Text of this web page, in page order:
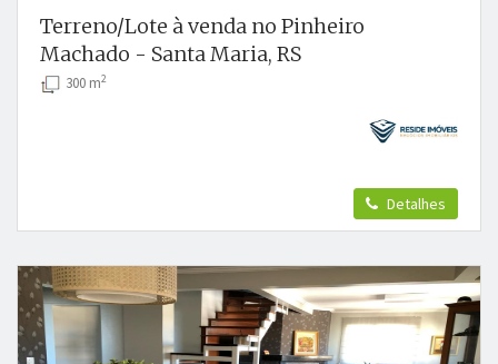
Terreno/Lote à venda no Pinheiro
Machado - Santa Maria, RS
300 m2
Detalhes